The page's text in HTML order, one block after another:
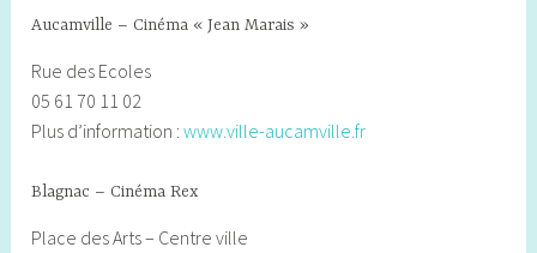
Aucamville – Cinéma « Jean Marais »
Rue des Ecoles
05 61 70 11 02
Plus d’information :www.ville-aucamville.fr
Blagnac – Cinéma Rex
Place des Arts – Centre ville